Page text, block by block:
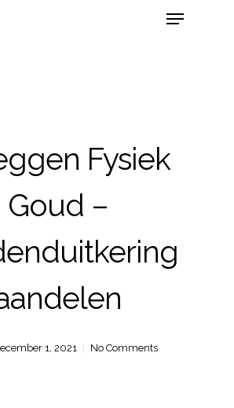
Fysiek
Goud –
1, 2021 No Comments